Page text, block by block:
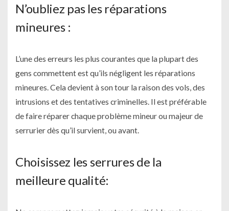
N’oubliez pas les réparations
mineures :
L’une des erreurs les plus courantes que la plupart des
gens commettent est qu’ils négligent les réparations
mineures. Cela devient à son tour la raison des vols, des
intrusions et des tentatives criminelles. Il est préférable
de faire réparer chaque problème mineur ou majeur de
serrurier dès qu’il survient, ou avant.
Choisissez les serrures de la
meilleure qualité: